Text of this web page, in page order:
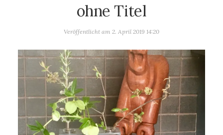
ohne Titel
Veröffentlicht am 2. April 2019 14:20